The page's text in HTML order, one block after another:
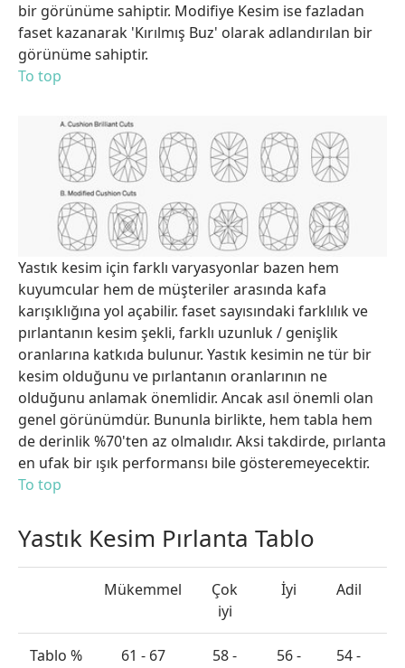
bir görünüme sahiptir. Modifiye Kesim ise fazladan
faset kazanarak 'Kırılmış Buz' olarak adlandırılan bir
görünüme sahiptir.
To top
Yastık kesim için farklı varyasyonlar bazen hem
kuyumcular hem de müşteriler arasında kafa
karışıklığına yol açabilir. faset sayısındaki farklılık ve
pırlantanın kesim şekli, farklı uzunluk / genişlik
oranlarına katkıda bulunur. Yastık kesimin ne tür bir
kesim olduğunu ve pırlantanın oranlarının ne
olduğunu anlamak önemlidir. Ancak asıl önemli olan
genel görünümdür. Bununla birlikte, hem tabla hem
de derinlik %70'ten az olmalıdır. Aksi takdirde, pırlanta
en ufak bir ışık performansı bile gösteremeyecektir.
To top
Yastık Kesim Pırlanta Tablo
Mükemmel
Çok
iyi
İyi Adil
Tablo % 61 - 67
58 -
56 -
54 -